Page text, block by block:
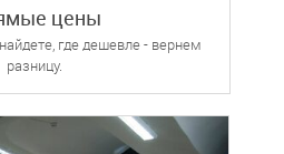
цены
где дешевле - вернем
разницу.